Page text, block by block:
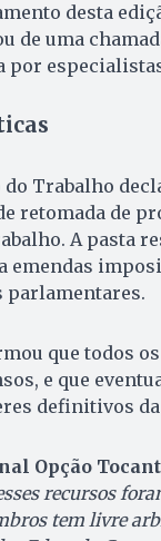
desta
de uma
por
Trabalho
retomada de
A pasta
emendas
parlamentares.
que todos
e que
definitivos da
Opção
recursos
tem livre